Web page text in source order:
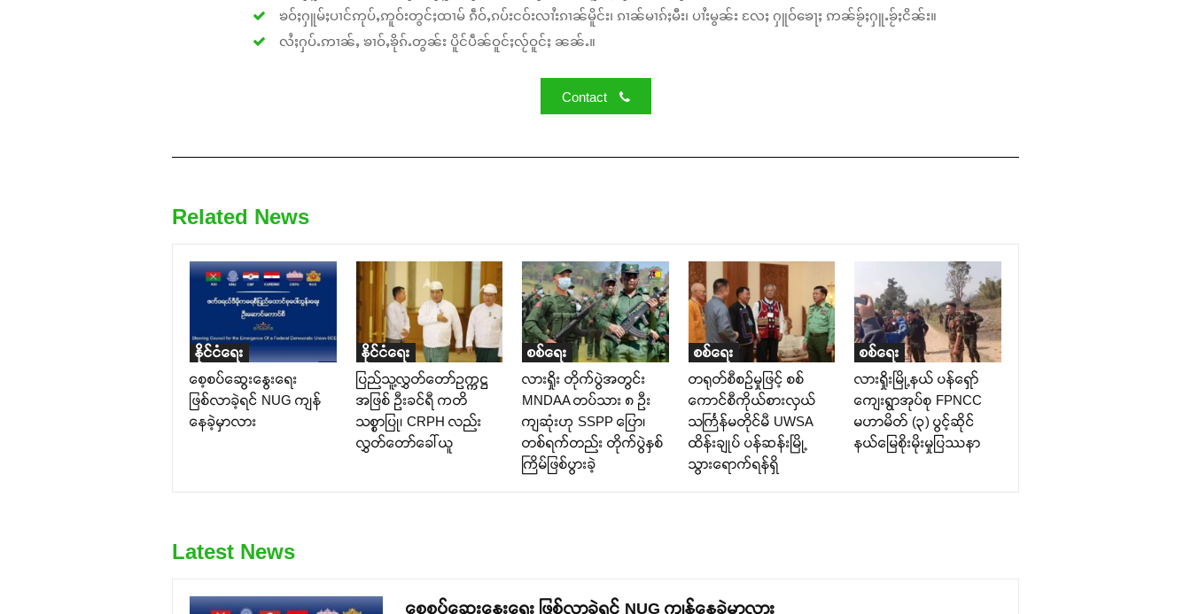
ၶဝ်ႈႁူမ်ႈပၢင်ဢုပ်ႇဢူဝ်းတွင်ႈထၢမ် ၵဵဝ်ႇၵပ်းငဝ်းလၢႆးၵၢၼ်မိူင်း၊ ၵၢၼ်မၢၵ်ႈမီး၊ ပၢႆးမွၼ်း လႄႈ ႁူဝ်ၶေႃႈ ဢၼ်ၶႂ်ႈႁူႉၶႂ်ႈငိၼ်း။
လႆႈႁပ်ႉဢၢၼ်ႇ ၶၢဝ်ႇၶိုၵ်ႉတွၼ်း ပိူင်ပဵၼ်ဝူင်ႈလႂ်ဝူင်ႈ ၼၼ်ႉ။
Contact
Related News
နိုင်ငံရေး
စေ့စပ်ဆွေးနွေးရေး
ဖြစ်လာခဲ့ရင် NUG ကျန်
နေခဲ့မှာလား
နိုင်ငံရေး
ပြည်သူ့လွှတ်တော်ဥက္ကဋ္ဌ
အဖြစ် ဦးခင်ရီ ကတိ
သစ္စာပြု၊ CRPH လည်း
လွှတ်တော်ခေါ်ယူ
စစ်ရေး
လားရှိုး တိုက်ပွဲအတွင်း
MNDAA တပ်သား ၈ ဦး
ကျဆုံးဟု SSPP ပြော၊
တစ်ရက်တည်း တိုက်ပွဲနှစ်
ကြိမ်ဖြစ်ပွားခဲ့
စစ်ရေး
တရုတ်စီစဉ်မှုဖြင့် စစ်
ကောင်စီကိုယ်စားလှယ်
သင်္ကြန်မတိုင်မီ UWSA
ထိန်းချုပ် ပန်ဆန်းမြို့
သွားရောက်ရန်ရှိ
စစ်ရေး
လားရှိုးမြို့နယ် ပန်ရှော်
ကျေးရွာအုပ်စု FPNCC
မဟာမိတ် (၃) ပွင့်ဆိုင်
နယ်မြေစိုးမိုးမှုပြဿနာ
Latest News
စေ့စပ်ဆွေးနွေးရေး ဖြစ်လာခဲ့ရင် NUG ကျန်နေခဲ့မှာလား